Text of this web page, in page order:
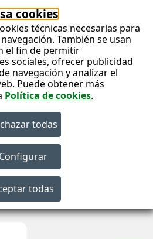
cookies
técnicas necesarias para
También se usan
el fin de permitir
sociales, ofrecer publicidad
navegación y analizar el
Puede obtener más
Política de cookies.